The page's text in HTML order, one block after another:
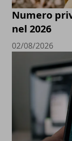
Numero
nel 2026
02/08/2026